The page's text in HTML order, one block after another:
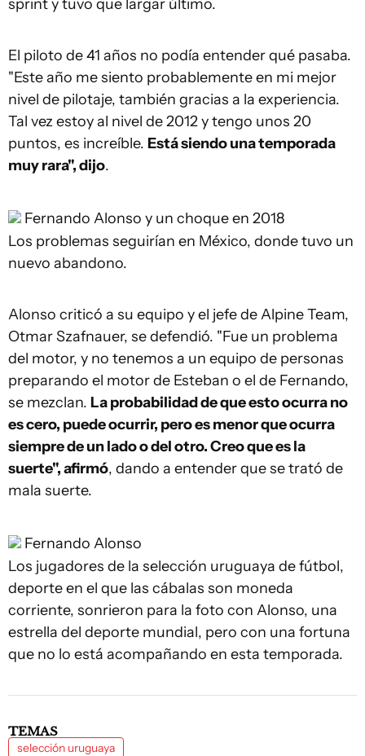
sprint y tuvo que largar último.
El piloto de 41 años no podía entender qué pasaba.
"Este año me siento probablemente en mi mejor
nivel de pilotaje, también gracias a la experiencia.
Tal vez estoy al nivel de 2012 y tengo unos 20
puntos, es increíble. Está siendo una temporada
muy rara", dijo.
Fernando Alonso y un choque en 2018
Los problemas seguirían en México, donde tuvo un
nuevo abandono.
Alonso criticó a su equipo y el jefe de Alpine Team,
Otmar Szafnauer, se defendió. "Fue un problema
del motor, y no tenemos a un equipo de personas
preparando el motor de Esteban o el de Fernando,
se mezclan. La probabilidad de que esto ocurra no
es cero, puede ocurrir, pero es menor que ocurra
siempre de un lado o del otro. Creo que es la
suerte", afirmó, dando a entender que se trató de
mala suerte.
Fernando Alonso
Los jugadores de la selección uruguaya de fútbol,
deporte en el que las cábalas son moneda
corriente, sonrieron para la foto con Alonso, una
estrella del deporte mundial, pero con una fortuna
que no lo está acompañando en esta temporada.
TEMAS
selección uruguaya